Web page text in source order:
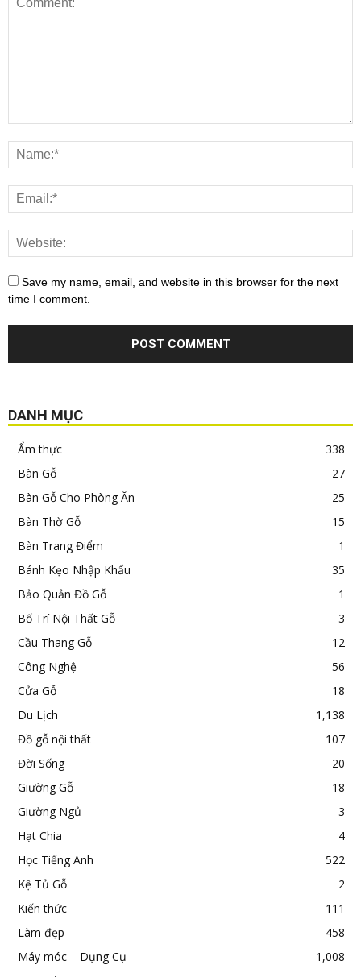
Save my name, email, and website in this browser for the next
time I comment.
DANH MỤC
Ẩm thực
338
Bàn Gỗ
27
Bàn Gỗ Cho Phòng Ăn
25
Bàn Thờ Gỗ
15
Bàn Trang Điểm
1
Bánh Kẹo Nhập Khẩu
35
Bảo Quản Đồ Gỗ
1
Bố Trí Nội Thất Gỗ
3
Cầu Thang Gỗ
12
Công Nghệ
56
Cửa Gỗ
18
Du Lịch
1,138
Đồ gỗ nội thất
107
Đời Sống
20
Giường Gỗ
18
Giường Ngủ
3
Hạt Chia
4
Học Tiếng Anh
522
Kệ Tủ Gỗ
2
Kiến thức
111
Làm đẹp
458
Máy móc – Dụng Cụ
1,008